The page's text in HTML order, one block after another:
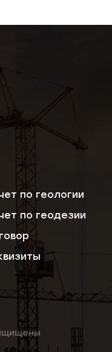
по геологии
по геодезии